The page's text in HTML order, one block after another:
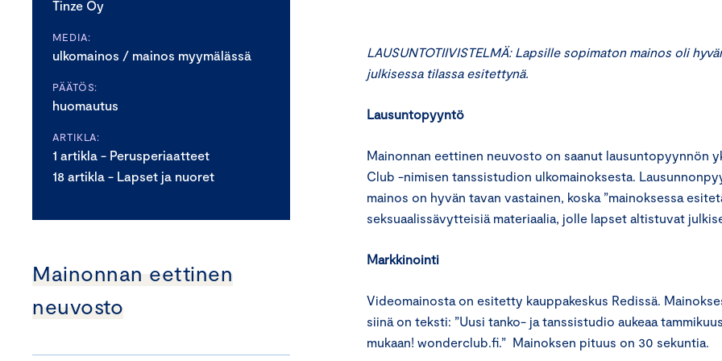
Tinze Oy
MEDIA:
ulkomainos / mainos myymälässä
PÄÄTÖS:
huomautus
ARTIKLA:
1 artikla - Perusperiaatteet
18 artikla - Lapset ja nuoret
Mainonnan eettinen
neuvosto
LAUSUNTOTIIVISTELMÄ: Lapsille sopimaton mainos oli
julkisessa tilassa esitettynä.
Lausuntopyyntö
Mainonnan eettinen neuvosto on saanut lausuntopyynnön
Club -nimisen tanssistudion ulkomainoksesta.
mainos on hyvän tavan vastainen, koska ”mainoksessa
seksuaalissävytteisiä materiaalia, jolle lapset altistuvat
Markkinointi
Videomainosta on esitetty kauppakeskus Redissä.
siinä on teksti: ”Uusi tanko- ja tanssistudio aukeaa
mukaan! wonderclub.fi.” Mainoksen pituus on 30 sekuntia.